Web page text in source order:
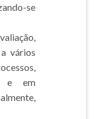
se
vários
e em